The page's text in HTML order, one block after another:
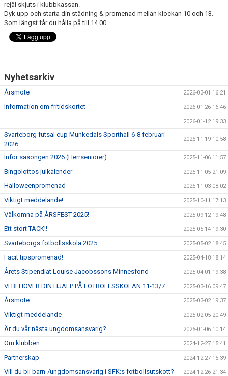
MEDLEM
VÅRA MATCHER
SPONSORHUSET
GRÄSROTEN
rejäl skjuts i klubbkassan.
Dyk upp och starta din städning & promenad mellan klockan 10 och 13.
Som längst får du hålla på till 14.00
Nyhetsarkiv
Årsmöte 2026-03-01 16:21
Information om fritidskortet 2026-01-26 16:46
2026-01-12 19:33
Svarteborg futsal cup Munkedals Sporthall 6-8 februari
2026
2025-11-19 10:58
Inför säsongen 2026 (Herrseniorer). 2025-11-06 11:57
Bingolottos julkalender 2025-11-05 21:09
Halloweenpromenad 2025-11-03 08:02
Viktigt meddelande! 2025-10-11 17:13
Välkomna på ÅRSFEST 2025! 2025-09-12 19:48
Ett stort TACK!! 2025-05-14 19:30
Svarteborgs fotbollsskola 2025 2025-05-02 18:45
Facit tipspromenad! 2025-04-18 18:14
Årets Stipendiat Louise Jacobssons Minnesfond 2025-04-01 19:38
VI BEHÖVER DIN HJÄLP PÅ FOTBOLLSSKOLAN 11-13/7 2025-03-16 09:47
Årsmöte 2025-03-02 19:37
Viktigt meddelande 2025-02-05 20:49
Är du vår nästa ungdomsansvarig? 2025-01-06 10:14
Om klubben 2024-12-27 15:41
Partnerskap 2024-12-27 15:39
Vill du bli barn-/ungdomsansvarig i SFK:s fotbollsutskott? 2024-12-26 21:34